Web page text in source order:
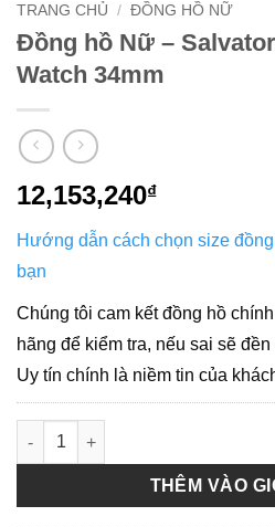
TRANG CHỦ / ĐỒNG HỒ NỮ
Đồng hồ Nữ –
Watch 34mm
12,153,240₫
Hướng dẫn cách chọn size
bạn
Chúng tôi cam kết đồng hồ
hãng để kiểm tra, nếu sai sẽ
Uy tín chính là niềm tin của
Đồng hồ Nữ - Salvatore
THÊM VÀO